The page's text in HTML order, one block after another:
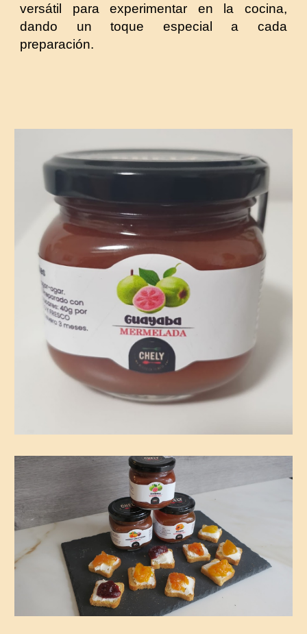
versátil para experimentar en la cocina,
dando un toque especial a cada
preparación.